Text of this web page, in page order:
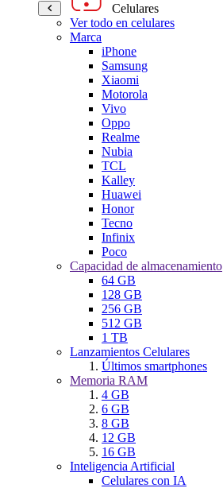
Celulares
Ver todo en celulares
Marca
iPhone
Samsung
Xiaomi
Motorola
Vivo
Oppo
Realme
Nubia
TCL
Kalley
Huawei
Honor
Tecno
Infinix
Poco
Capacidad de almacenamiento
64 GB
128 GB
256 GB
512 GB
1 TB
Lanzamientos Celulares
Últimos smartphones
Memoria RAM
4 GB
6 GB
8 GB
12 GB
16 GB
Inteligencia Artificial
Celulares con IA